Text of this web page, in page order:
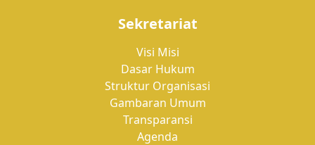
Sekretariat
Visi Misi
Dasar Hukum
Struktur Organisasi
Gambaran Umum
Transparansi
Agenda